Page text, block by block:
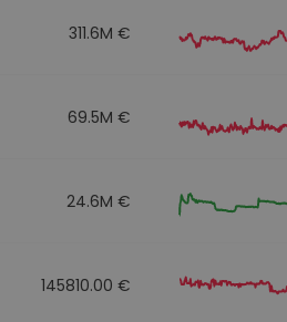
311.6M €
69.5M €
24.6M €
145810.00 €